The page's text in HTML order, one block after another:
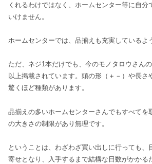
くれるわけではなく、ホームセンター等に自分
いけません。
ホームセンターでは、品揃えも充実しているよ
ただ、ネジ1本だけでも、今のモノタロウさん
以上掲載されています。頭の形（＋－）や長さ
驚くほど種類があります。
品揃えの多いホームセンターさんでもすべてを
の大きさの制限があり無理です。
ということは、わざわざ買い出しに行っても、
寄せとなり、入手するまで結構な日数がかかる